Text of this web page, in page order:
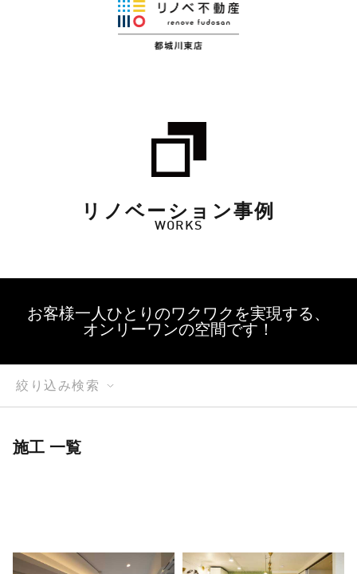
リノベーション事例
WORKS
お客様一人ひとりのワクワクを実現する、
オンリーワンの空間です！
絞り込み検索
施工 一覧